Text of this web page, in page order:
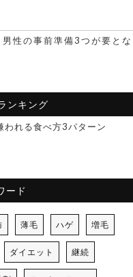
性の事前準備3つが要とな
ンキング
われる食べ方3パターン
ード
薄毛 ハゲ 増毛
ダイエット 継続